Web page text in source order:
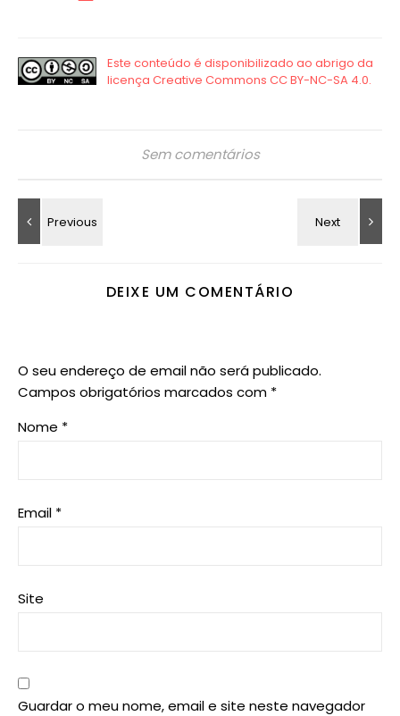
Sem comentários
DEIXE UM COMENTÁRIO
O seu endereço de email não será publicado.
Campos obrigatórios marcados com *
Nome *
Email *
Site
Guardar o meu nome, email e site neste navegador